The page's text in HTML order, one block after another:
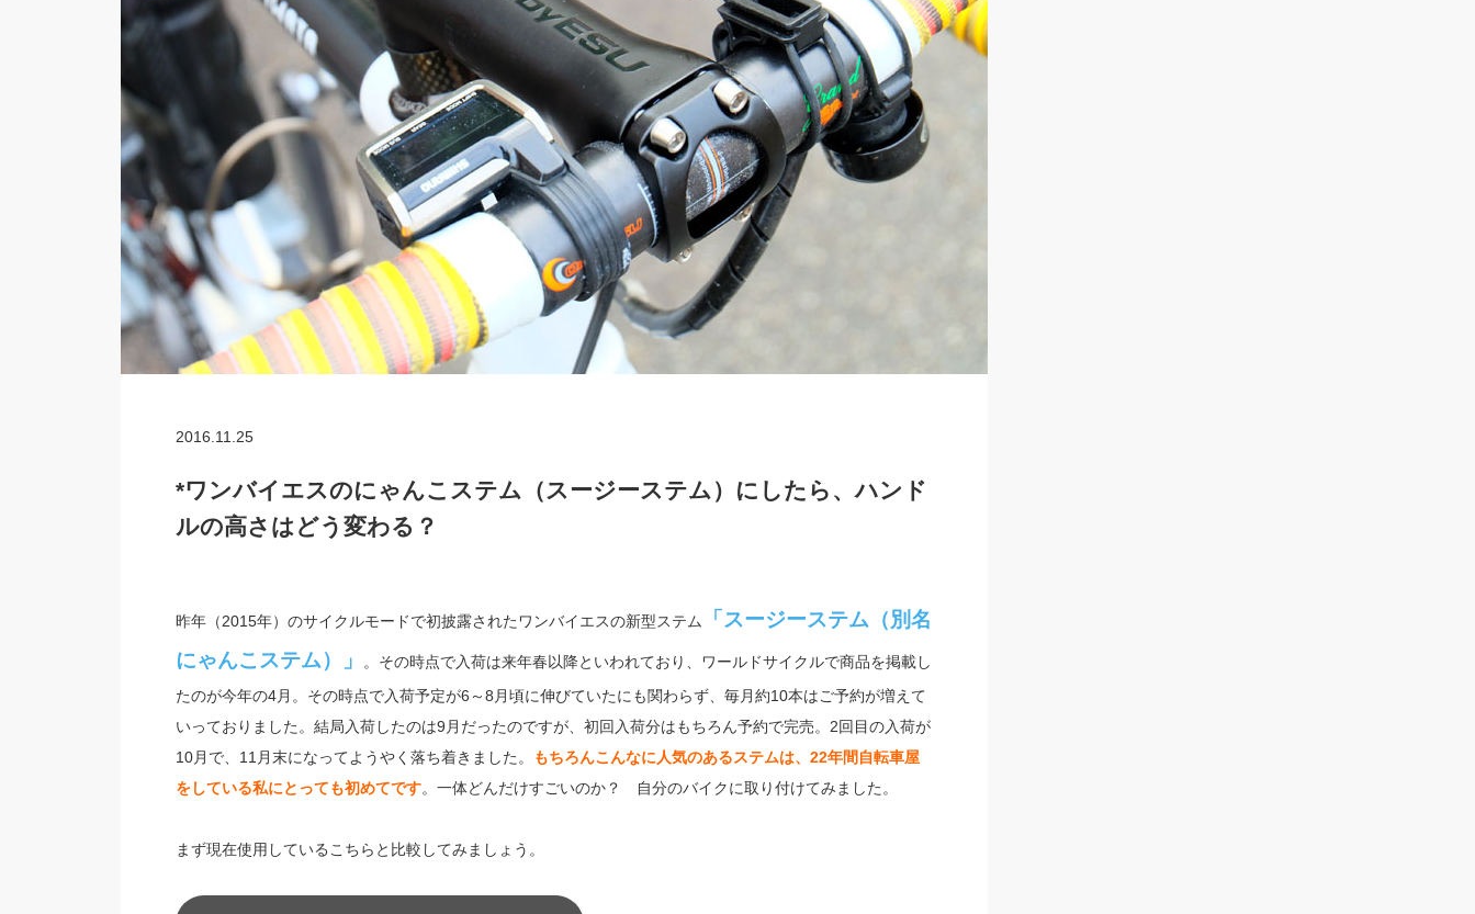
2016.11.25
*ワンバイエスのにゃんこステム（スージーステム）にしたら、ハンド
ルの高さはどう変わる？
昨年（2015年）のサイクルモードで初披露されたワンバイエスの新型ステム
「スージーステム（別名
にゃんこステム）」
。その時点で入荷は来年春以降といわれており、ワールドサイクルで商品を掲載し
たのが今年の4月。その時点で入荷予定が6～8月頃に伸びていたにも関わらず、毎月約10本はご予約が増えて
いっておりました。結局入荷したのは9月だったのですが、初回入荷分はもちろん予約で完売。2回目の入荷が
10月で、11月末になってようやく落ち着きました。
もちろんこんなに人気のあるステムは、22年間自転車屋
をしている私にとっても初めてです。一体どんだけすごいのか？ 自分のバイクに取り付けてみました。
まず現在使用しているこちらと比較してみましょう。